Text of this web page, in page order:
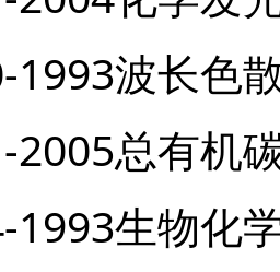
1993波长色
2005总有机
1993生物化